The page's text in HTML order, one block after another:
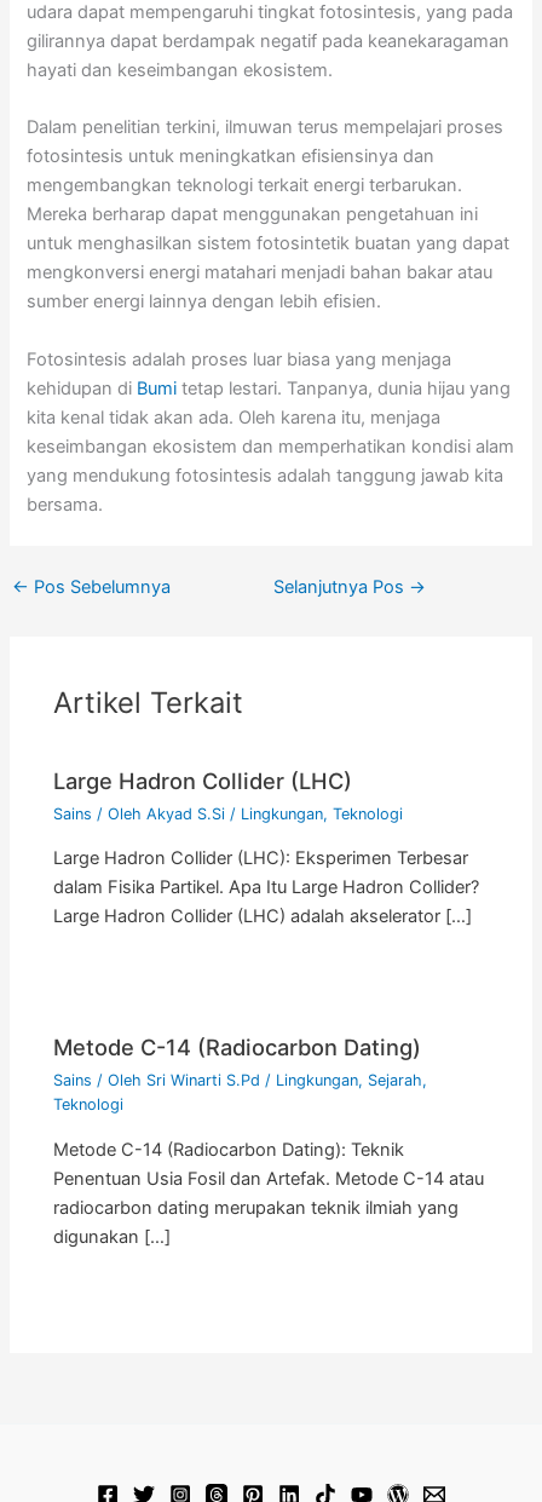
udara dapat mempengaruhi tingkat fotosintesis, yang pada
gilirannya dapat berdampak negatif pada keanekaragaman
hayati dan keseimbangan ekosistem.
Dalam penelitian terkini, ilmuwan terus mempelajari proses
fotosintesis untuk meningkatkan efisiensinya dan
mengembangkan teknologi terkait energi terbarukan.
Mereka berharap dapat menggunakan pengetahuan ini
untuk menghasilkan sistem fotosintetik buatan yang dapat
mengkonversi energi matahari menjadi bahan bakar atau
sumber energi lainnya dengan lebih efisien.
Fotosintesis adalah proses luar biasa yang menjaga
kehidupan di Bumi tetap lestari. Tanpanya, dunia hijau yang
kita kenal tidak akan ada. Oleh karena itu, menjaga
keseimbangan ekosistem dan memperhatikan kondisi alam
yang mendukung fotosintesis adalah tanggung jawab kita
bersama.
← Pos Sebelumnya Selanjutnya Pos →
Artikel Terkait
Large Hadron Collider (LHC)
Sains / OlehAkyad S.Si / Lingkungan,Teknologi
Large Hadron Collider (LHC): Eksperimen Terbesar
dalam Fisika Partikel. Apa Itu Large Hadron Collider?
Large Hadron Collider (LHC) adalah akselerator […]
Metode C-14 (Radiocarbon Dating)
Sains / Oleh Sri Winarti S.Pd/ Lingkungan, Sejarah,
Teknologi
Metode C-14 (Radiocarbon Dating): Teknik
Penentuan Usia Fosil dan Artefak. Metode C-14 atau
radiocarbon dating merupakan teknik ilmiah yang
digunakan […]